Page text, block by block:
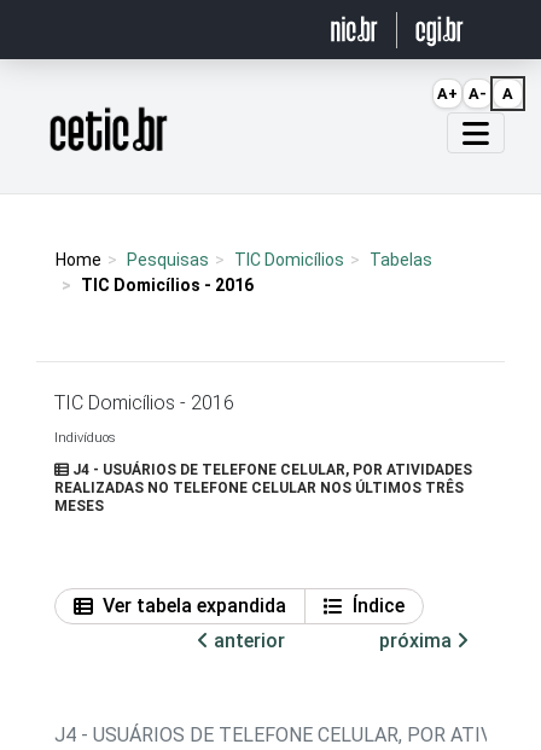
Página inicial
Home Pesquisas TIC Domicílios
Tabelas
TIC Domicílios - 2016
TIC Domicílios - 2016
Indivíduos
J4 - USUÁRIOS DE TELEFONE CELULAR, POR ATIVIDADES
REALIZADAS NO TELEFONE CELULAR NOS ÚLTIMOS TRÊS
MESES
Ver tabela expandida
Índice
anterior
próxima
J4 - USUÁRIOS DE TELEFONE CELULAR, POR
A+ A- A